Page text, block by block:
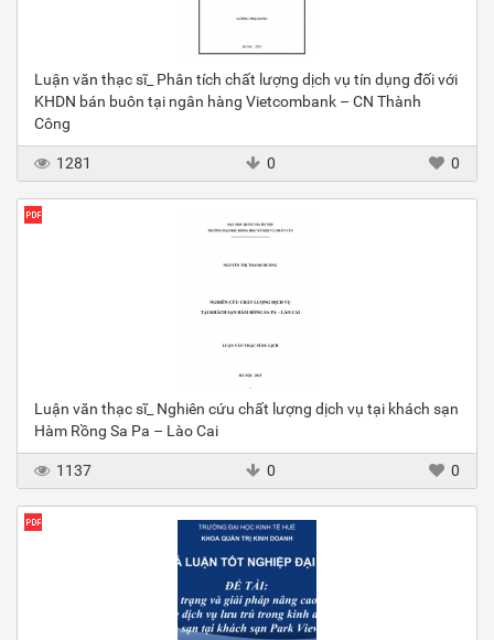
Luận văn thạc sĩ_ Phân tích chất lượng dịch vụ tín dụng đối với
KHDN bán buôn tại ngân hàng Vietcombank – CN Thành
Công
1281 0 0
Luận văn thạc sĩ_ Nghiên cứu chất lượng dịch vụ tại khách sạn
Hàm Rồng Sa Pa – Lào Cai
1137 0 0